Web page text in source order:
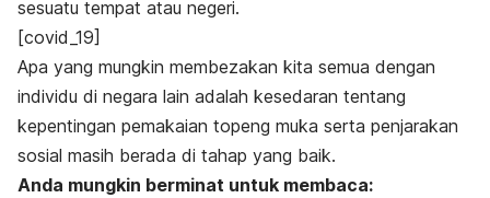
sesuatu tempat atau negeri.
[covid_19]
Apa yang mungkin membezakan kita semua dengan
individu di negara lain adalah kesedaran tentang
kepentingan pemakaian topeng muka serta penjarakan
sosial masih berada di tahap yang baik.
Anda mungkin berminat untuk membaca: